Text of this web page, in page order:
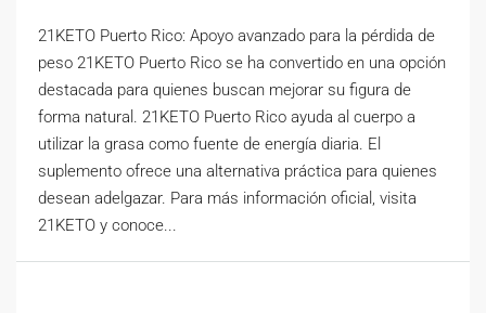
21KETO Puerto Rico: Apoyo avanzado para la pérdida de
peso 21KETO Puerto Rico se ha convertido en una opción
destacada para quienes buscan mejorar su figura de
forma natural. 21KETO Puerto Rico ayuda al cuerpo a
utilizar la grasa como fuente de energía diaria. El
suplemento ofrece una alternativa práctica para quienes
desean adelgazar. Para más información oficial, visita
21KETO y conoce...